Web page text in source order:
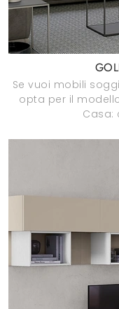
Se vuoi mobili
opta per il
Casa: